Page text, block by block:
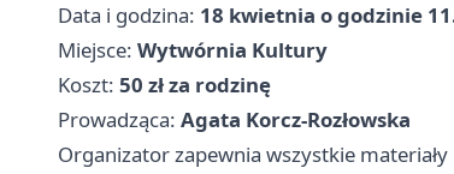
Data i godzina: 18 kwietnia o godzinie
Miejsce: Wytwórnia Kultury
Koszt: 50 zł za rodzinę
Prowadząca: Agata Korcz-Rozłowska
Organizator zapewnia wszystkie materiały